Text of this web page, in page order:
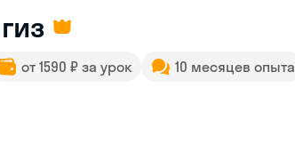
от 1590 ₽ за урок 10 месяцев опыта